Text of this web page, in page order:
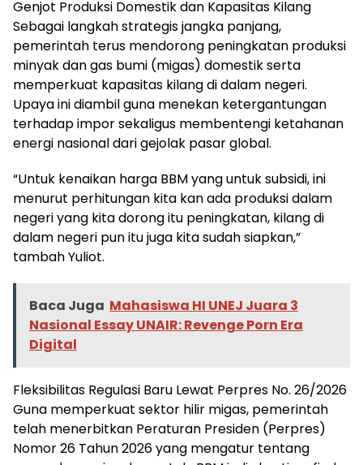
Genjot Produksi Domestik dan Kapasitas Kilang
Sebagai langkah strategis jangka panjang,
pemerintah terus mendorong peningkatan produksi
minyak dan gas bumi (migas) domestik serta
memperkuat kapasitas kilang di dalam negeri.
Upaya ini diambil guna menekan ketergantungan
terhadap impor sekaligus membentengi ketahanan
energi nasional dari gejolak pasar global.
“Untuk kenaikan harga BBM yang untuk subsidi, ini
menurut perhitungan kita kan ada produksi dalam
negeri yang kita dorong itu peningkatan, kilang di
dalam negeri pun itu juga kita sudah siapkan,”
tambah Yuliot.
Baca Juga Mahasiswa HI UNEJ Juara 3
Nasional Essay UNAIR: Revenge Porn Era
Digital
Fleksibilitas Regulasi Baru Lewat Perpres No. 26/2026
Guna memperkuat sektor hilir migas, pemerintah
telah menerbitkan Peraturan Presiden (Perpres)
Nomor 26 Tahun 2026 yang mengatur tentang